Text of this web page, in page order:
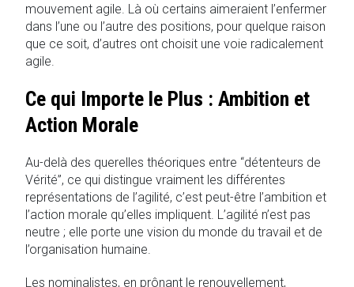
mouvement agile. Là où certains aimeraient l’enfermer
dans l’une ou l’autre des positions, pour quelque raison
que ce soit, d’autres ont choisit une voie radicalement
agile.
Ce qui Importe le Plus : Ambition et
Action Morale
Au-delà des querelles théoriques entre “détenteurs de
Vérité”, ce qui distingue vraiment les différentes
représentations de l’agilité, c’est peut-être l’ambition et
l’action morale qu’elles impliquent. L’agilité n’est pas
neutre ; elle porte une vision du monde du travail et de
l’organisation humaine.
Les nominalistes, en prônant le renouvellement,